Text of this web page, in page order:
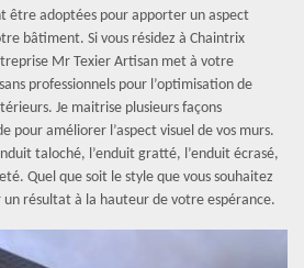
être adoptées pour apporter un aspect
bâtiment. Si vous résidez à Chaintrix
Mr Texier Artisan met à votre
professionnels pour l’optimisation de
Je maitrise plusieurs façons
pour améliorer l’aspect visuel de vos murs.
taloché, l’enduit gratté, l’enduit écrasé,
Quel que soit le style que vous souhaitez
résultat à la hauteur de votre espérance.